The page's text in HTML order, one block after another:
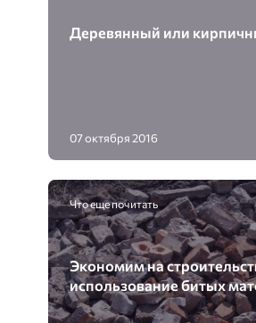
Деревянный или
07 октября 2016
Что еще почитать
Экономим на
использование битых